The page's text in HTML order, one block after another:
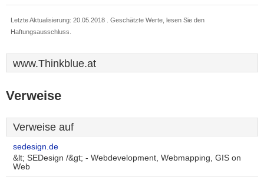
Letzte Aktualisierung: 20.05.2018 . Geschätzte Werte, lesen Sie den
Haftungsausschluss.
www.Thinkblue.at
Verweise
Verweise auf
sedesign.de
&lt; SEDesign /&gt; - Webdevelopment, Webmapping, GIS on
Web